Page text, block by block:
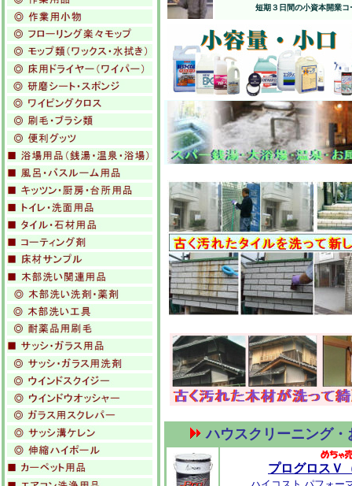
短期３日間の小資本開業コ
ハウスクリーニング・
プログロスＶ